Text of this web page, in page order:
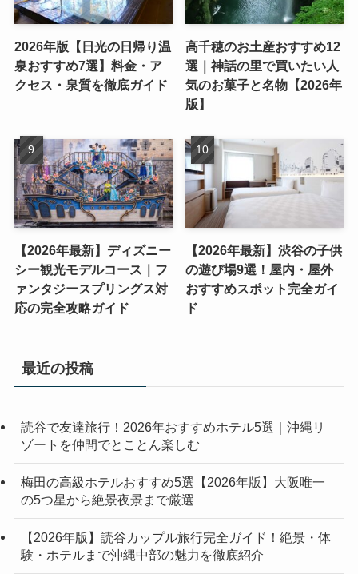
2026年版【日光の日帰り温
泉おすすめ7選】料金・ア
クセス・泉質を徹底ガイド
高千穂のお土産おすすめ12
選｜神話の里で買いたい人
気のお菓子と名物【2026年
版】
【2026年最新】ディズニー
シー観光モデルコース｜フ
ァンタジースプリングス対
応の完全攻略ガイド
【2026年最新】渋谷の子供
の遊び場9選！屋内・屋外
おすすめスポット完全ガイ
ド
最近の投稿
読谷で友達旅行！2026年おすすめホテル5選｜沖縄リ
ゾートを仲間でとことん楽しむ
梅田の高級ホテルおすすめ5選【2026年版】大阪唯一
の5つ星から絶景夜景まで厳選
【2026年版】読谷カップル旅行完全ガイド！絶景・体
験・ホテルまで沖縄中部の魅力を徹底紹介